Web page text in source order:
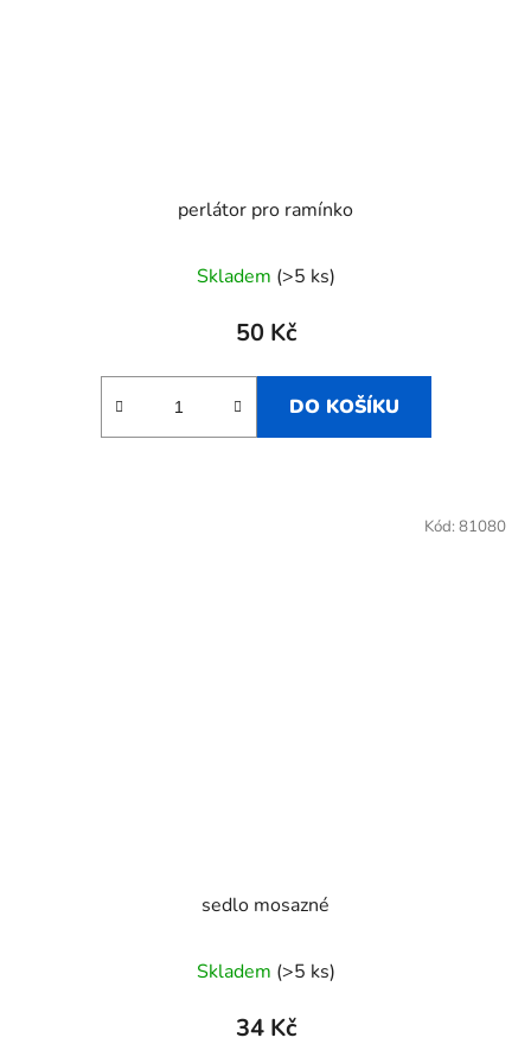
perlátor pro ramínko
Skladem (>5 ks)
50 Kč
DO KOŠÍKU
sedlo mosazné
Skladem (>5 ks)
34 Kč
Kód: 81080